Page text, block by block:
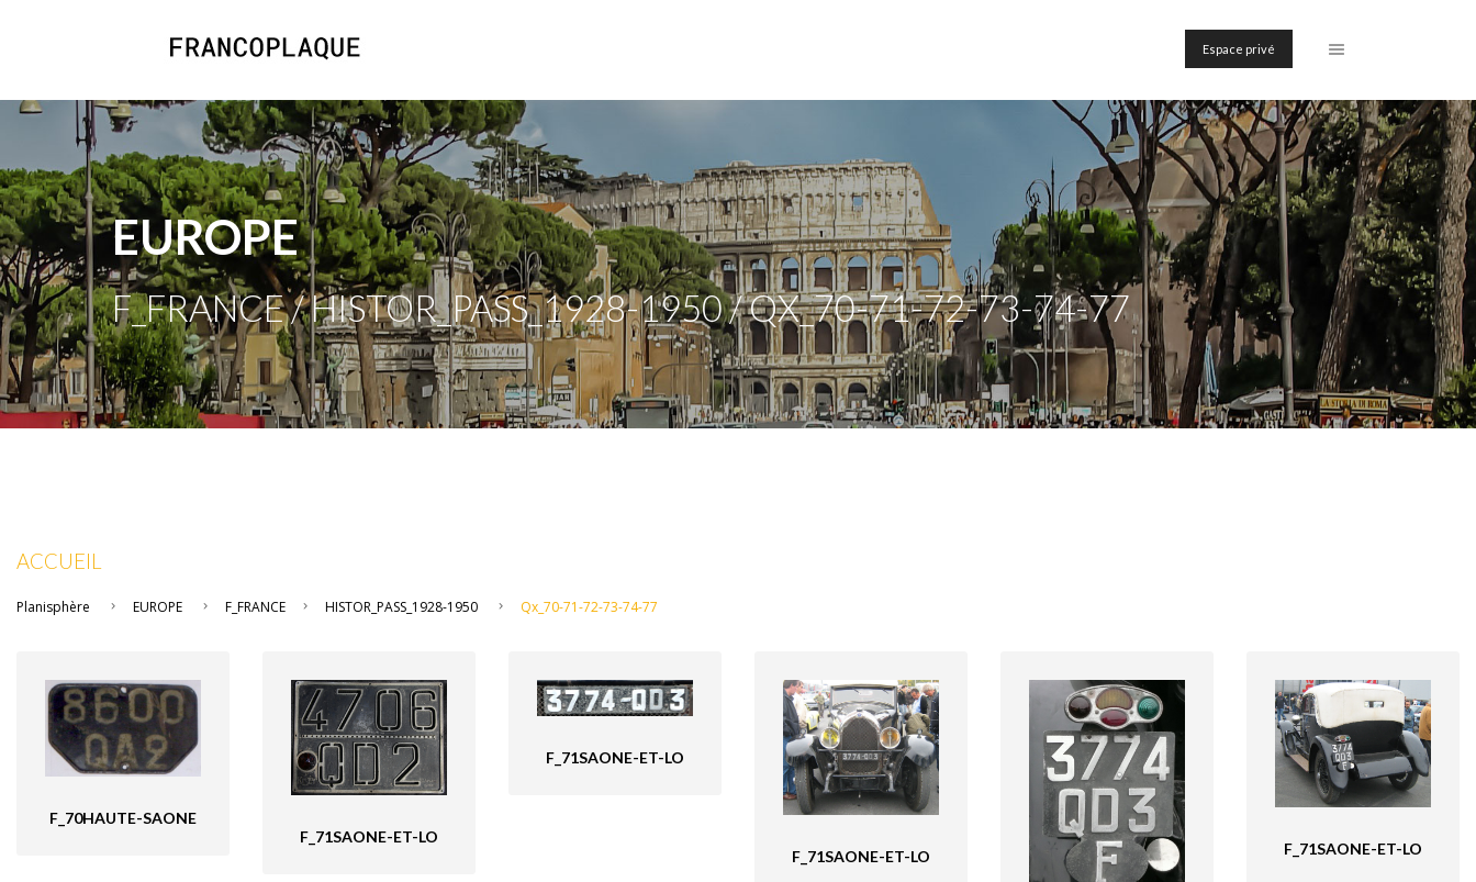
Espace privé
EUROPE
F_FRANCE / HISTOR_PASS_1928-1950 / QX_70-71-72-73-74-77
ACCUEIL
Planisphère EUROPE F_FRANCE HISTOR_PASS_1928-1950 Qx_70-71-72-73-74-77
F_70HAUTE-SAONE
F_71SAONE-ET-LO
F_71SAONE-ET-LO
F_71SAONE-ET-LO F_71SAONE-ET-LO